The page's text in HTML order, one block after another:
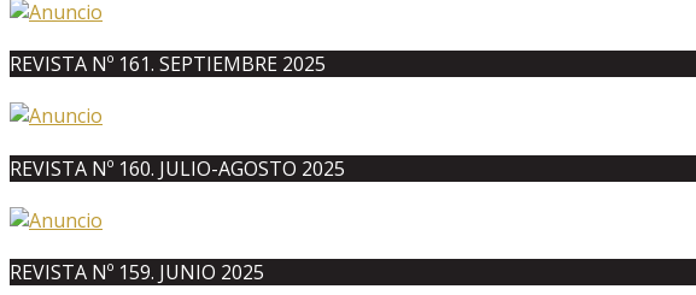
REVISTA Nº 161. SEPTIEMBRE 2025
REVISTA Nº 160. JULIO-AGOSTO 2025
REVISTA Nº 159. JUNIO 2025